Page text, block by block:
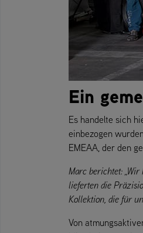
Ein
Es handelte sich
einbezogen
EMEAA, der den
Marc berichtet:
lieferten die
Kollektion, die für
Von